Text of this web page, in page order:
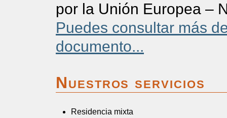
por la Unión Europea –
Puedes consultar más
documento...
Nuestros servicios
Residencia mixta